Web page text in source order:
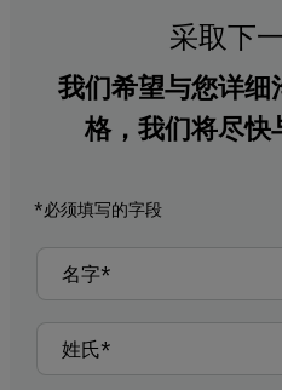
采取下
我们希望与您详细
格，我们将尽快
*必须填写的字段